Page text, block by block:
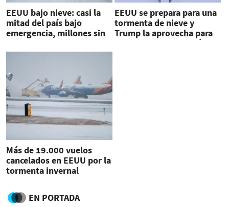
EEUU bajo nieve: casi la
mitad del país bajo
emergencia, millones sin
cancelados
EEUU se prepara para una
tormenta de nieve y
Trump la aprovecha para
negar el cambio climático
Más de 19.000 vuelos
cancelados en EEUU por la
tormenta invernal
EN PORTADA